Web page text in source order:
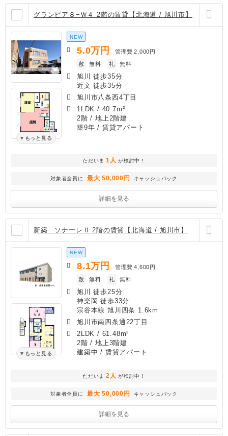
グランピア８−Ｗ４ 2階の賃貸【北海道 / 旭川市】
もっと見る
NEW
5.0万円 管理費 2,000円
敷
無料 礼 無料
旭川 徒歩35分
近文 徒歩35分
旭川市八条西4丁目
1LDK / 40.7m²
2階 / 地上2階建
築9年 / 賃貸アパート
ただいま 1人 が検討中！
対象者全員に 最大 50,000円 キャッシュバック
詳細を見る
新築 ソナーレⅡ 2階の賃貸【北海道 / 旭川市】
もっと見る
NEW
8.1万円 管理費 4,600円
敷
無料 礼 無料
旭川 徒歩25分
神楽岡 徒歩33分
宗谷本線 旭川四条 1.6km
旭川市南四条通22丁目
2LDK / 61.48m²
2階 / 地上3階建
建築中 / 賃貸アパート
ただいま 2人 が検討中！
対象者全員に 最大 50,000円 キャッシュバック
詳細を見る